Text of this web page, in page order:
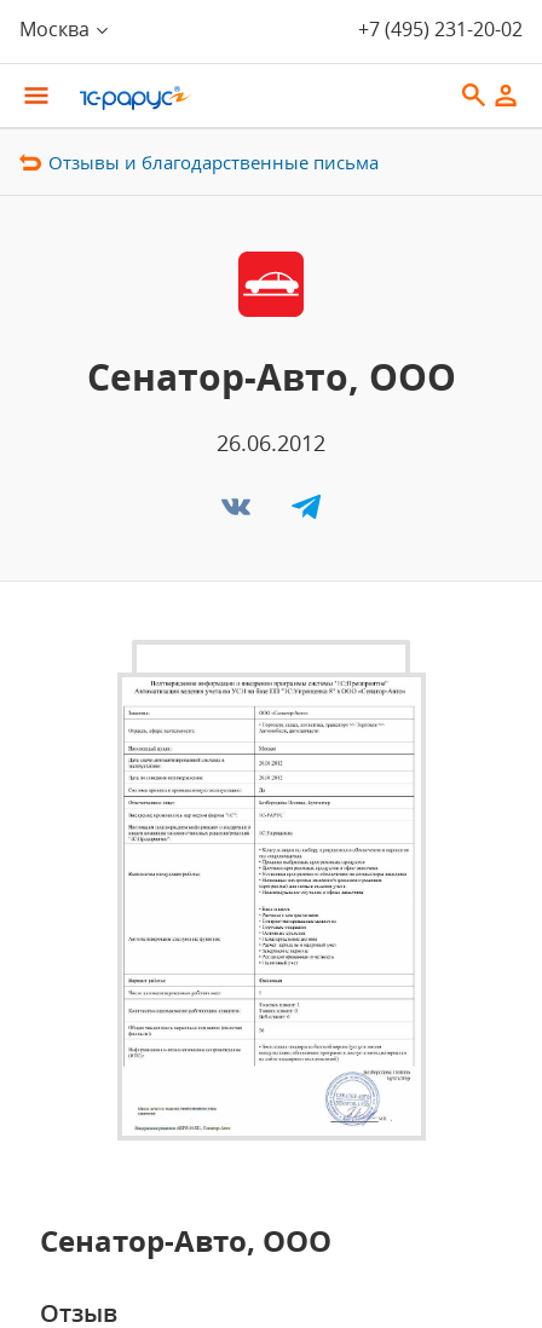
Москва +7 (495) 231-20-02
Отзывы и благодарственные письма
Сенатор-Авто, ООО
26.06.2012
Сенатор-Авто, ООО
Отзыв